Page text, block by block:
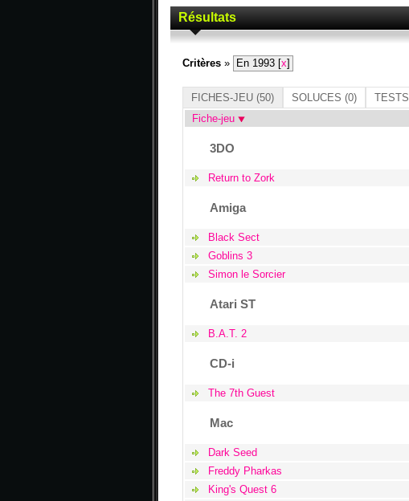
Résultats
Critères » En 1993 [x]
FICHES-JEU(50) SOLUCES (0) TESTS
Fiche-jeu
3DO
Return to Zork
Amiga
Black Sect
Goblins 3
Simon le Sorcier
Atari ST
B.A.T. 2
CD-i
The 7th Guest
Mac
Dark Seed
Freddy Pharkas
King's Quest 6